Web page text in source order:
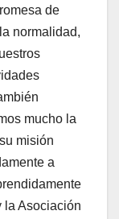
de
normalidad,
mucho la
misión
a
la Asociación